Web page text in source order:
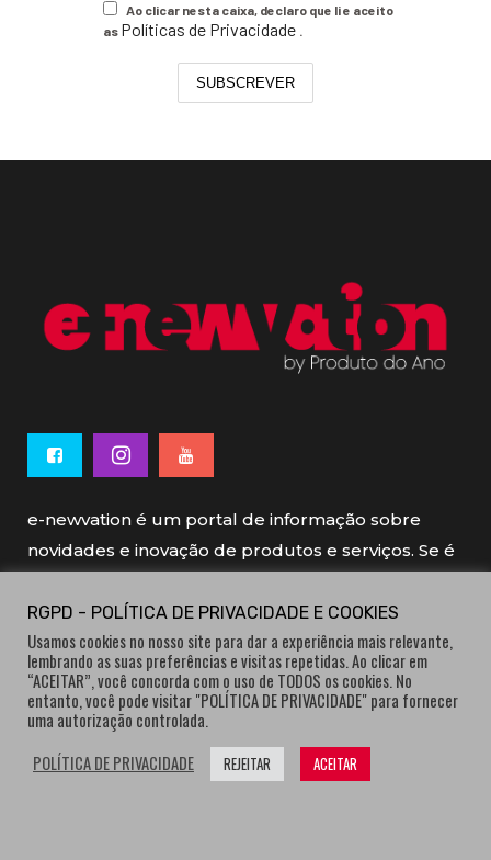
Ao clicar nesta caixa, declaro que li e aceito
as Políticas de Privacidade
SUBSCREVER
e-newvation é um portal de informação sobre
novidades e inovação de produtos e serviços. Se é
e-newvation tem o patrocínio do “Produto do
Ano”, o prémio de inovação atribuído por
consumidores.
RGPD - POLÍTICA DE PRIVACIDADE E COOKIES
Usamos cookies no nosso site para dar a experiência mais relevante,
lembrando as suas preferências e visitas repetidas. Ao clicar em
“ACEITAR”, você concorda com o uso de TODOS os cookies. No
entanto, você pode visitar "POLÍTICA DE PRIVACIDADE" para fornecer
uma autorização controlada.
POLÍTICA DE PRIVACIDADE
REJEITAR ACEITAR